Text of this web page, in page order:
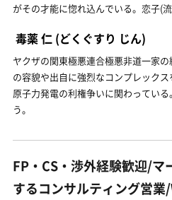
がその才能に惚れ込んでいる。恋子(
毒薬 仁 (どくぐすり じん)
ヤクザの関東極悪連合極悪非道一家
の容貌や出自に強烈なコンプレックス
原子力発電の利権争いに関わってい
う。
FP・CS・渉外経験歓迎/マ
するコンサルティング営業